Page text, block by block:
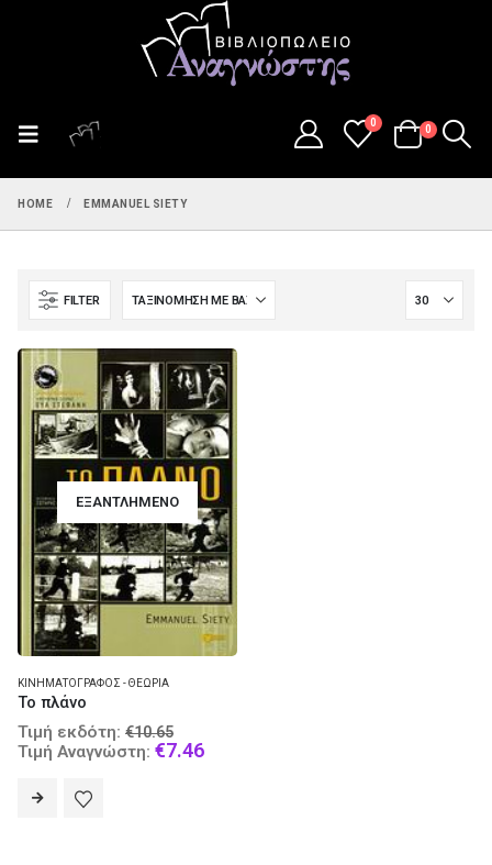
0
0
HOME EMMANUEL SIETY
FILTER
ΕΞΑΝΤΛΗΜΈΝΟ
ΚΙΝΗΜΑΤΟΓΡΆΦΟΣ - ΘΕΩΡΊΑ
Το πλάνο
Τιμή εκδότη: €10.65
price
Τιμή Αναγνώστη: €7.46Current